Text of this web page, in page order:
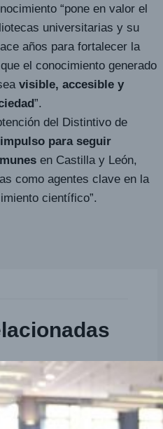
“pone en valor el
universitarias y su
años para fortalecer la
el conocimiento generado
visible, accesible y
”.
del Distintivo de
impulso para seguir
en Castilla y León,
como agentes clave en la
científico”.